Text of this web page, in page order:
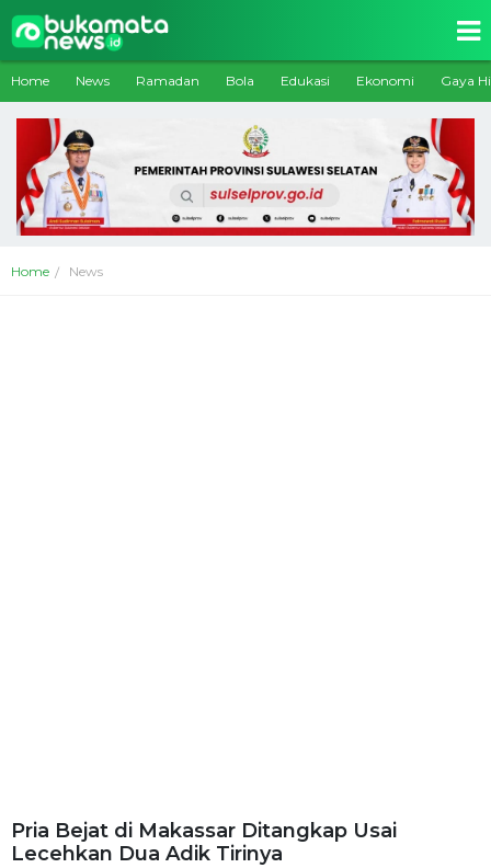
Home News Ramadan Bola Edukasi Ekonomi Gaya
Home News
Pria Bejat di Makassar Ditangkap Usai
Lecehkan Dua Adik Tirinya